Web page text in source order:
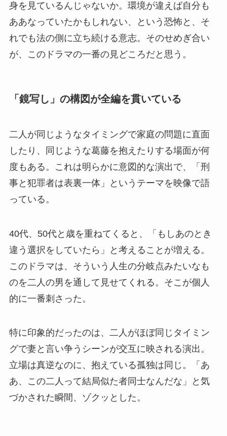
身を見ているんじゃないか。環境が違えば自分も
ああなっていたかもしれない、という恐怖と、そ
れでも法の側に立ち続ける意志。そのせめぎ合い
が、このドラマの一番の見どころだと思う。
「鏡写し」の構図が全編を貫いている
二人が同じようなタイミングで家庭の問題に直面
したり、同じような葛藤を抱えたりする場面が何
度もある。これは明らかに意図的な演出で、「刑
事と犯罪者は表裏一体」というテーマを映像で語
っている。
40代、50代と歳を重ねてくると、「もしあのとき
違う選択をしていたら」と考えることが増える。
このドラマは、そういう人生の分岐点みたいなも
のを二人の男を通して見せてくれる。そこが個人
的に一番刺さった。
特に印象的だったのは、二人がほぼ同じタイミン
グで妻と言い争うシーンが交互に映される演出。
立場は真逆なのに、抱えている孤独は同じ。「あ
あ、この二人って結局似た者同士なんだな」と気
づかされた瞬間、ゾクッとした。